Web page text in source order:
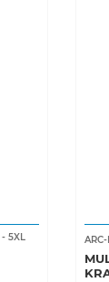
- 5XL ARC-